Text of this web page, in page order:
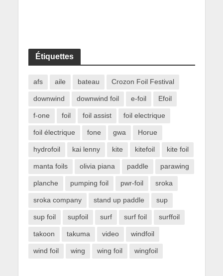
Étiquettes
afs aile bateau Crozon Foil Festival
downwind downwind foil e-foil Efoil
f-one foil foil assist foil electrique
foil électrique fone gwa Horue
hydrofoil kai lenny kite kitefoil kite foil
manta foils olivia piana paddle parawing
planche pumping foil pwr-foil sroka
sroka company stand up paddle sup
sup foil supfoil surf surf foil surffoil
takoon takuma video windfoil
wind foil wing wing foil wingfoil